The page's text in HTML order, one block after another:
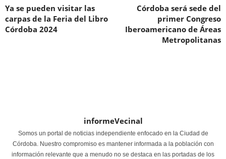
Ya se pueden visitar las
carpas de la Feria del Libro
Córdoba 2024
Córdoba será sede del
primer Congreso
Iberoamericano de Áreas
Metropolitanas
informeVecinal
Somos un portal de noticias independiente enfocado en la Ciudad de
Córdoba. Nuestro compromiso es mantener informada a la población con
información relevante que a menudo no se destaca en las portadas de los